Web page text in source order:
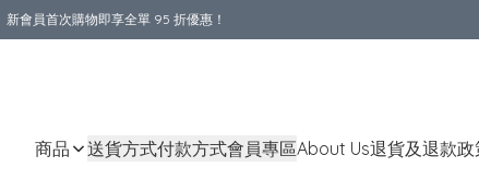
新會員首次購物即享全單 95 折優惠！
商品 送貨方式付款方式會員專區About Us退貨及退款政